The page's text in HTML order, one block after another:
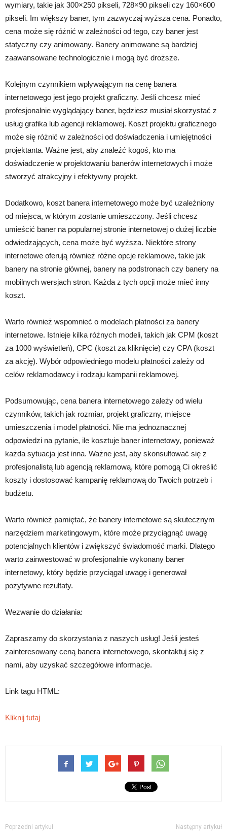
wymiary, takie jak 300×250 pikseli, 728×90 pikseli czy 160×600
pikseli. Im większy baner, tym zazwyczaj wyższa cena. Ponadto,
cena może się różnić w zależności od tego, czy baner jest
statyczny czy animowany. Banery animowane są bardziej
zaawansowane technologicznie i mogą być droższe.
Kolejnym czynnikiem wpływającym na cenę banera
internetowego jest jego projekt graficzny. Jeśli chcesz mieć
profesjonalnie wyglądający baner, będziesz musiał skorzystać z
usług grafika lub agencji reklamowej. Koszt projektu graficznego
może się różnić w zależności od doświadczenia i umiejętności
projektanta. Ważne jest, aby znaleźć kogoś, kto ma
doświadczenie w projektowaniu banerów internetowych i może
stworzyć atrakcyjny i efektywny projekt.
Dodatkowo, koszt banera internetowego może być uzależniony
od miejsca, w którym zostanie umieszczony. Jeśli chcesz
umieścić baner na popularnej stronie internetowej o dużej liczbie
odwiedzających, cena może być wyższa. Niektóre strony
internetowe oferują również różne opcje reklamowe, takie jak
banery na stronie głównej, banery na podstronach czy banery na
mobilnych wersjach stron. Każda z tych opcji może mieć inny
koszt.
Warto również wspomnieć o modelach płatności za banery
internetowe. Istnieje kilka różnych modeli, takich jak CPM (koszt
za 1000 wyświetleń), CPC (koszt za kliknięcie) czy CPA (koszt
za akcję). Wybór odpowiedniego modelu płatności zależy od
celów reklamodawcy i rodzaju kampanii reklamowej.
Podsumowując, cena banera internetowego zależy od wielu
czynników, takich jak rozmiar, projekt graficzny, miejsce
umieszczenia i model płatności. Nie ma jednoznacznej
odpowiedzi na pytanie, ile kosztuje baner internetowy, ponieważ
każda sytuacja jest inna. Ważne jest, aby skonsultować się z
profesjonalistą lub agencją reklamową, które pomogą Ci określić
koszty i dostosować kampanię reklamową do Twoich potrzeb i
budżetu.
Warto również pamiętać, że banery internetowe są skutecznym
narzędziem marketingowym, które może przyciągnąć uwagę
potencjalnych klientów i zwiększyć świadomość marki. Dlatego
warto zainwestować w profesjonalnie wykonany baner
internetowy, który będzie przyciągał uwagę i generował
pozytywne rezultaty.
Wezwanie do działania:
Zapraszamy do skorzystania z naszych usług! Jeśli jesteś
zainteresowany ceną banera internetowego, skontaktuj się z
nami, aby uzyskać szczegółowe informacje.
Link tagu HTML:
Kliknij tutaj
Poprzedni artykuł Następny artykuł